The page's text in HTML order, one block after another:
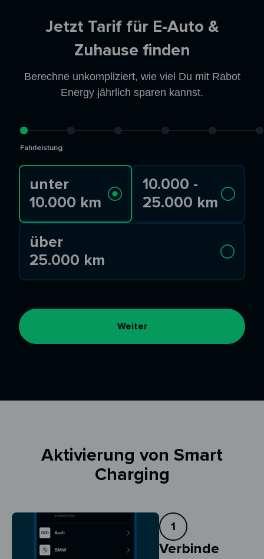
Jetzt Tarif für E-Auto &
Zuhause finden
Berechne unkompliziert, wie viel Du mit Rabot
Energy jährlich sparen kannst.
Fahrleistung
unter
10.000 km
10.000 -
25.000 km
über
25.000 km
Weiter
Aktivierung von Smart
Charging
1
Verbinde